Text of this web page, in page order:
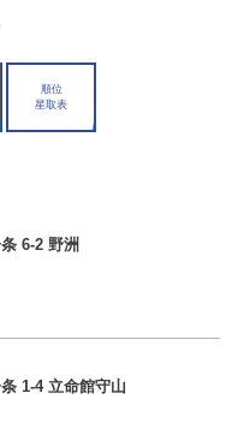
順位
星取表
6-2 野洲
1-4 立命館守山